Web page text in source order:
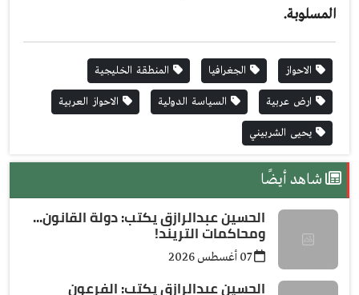
المسلوبة.
الاحواز الجغرافيا
المنطقة الخليجية
ارض عربية
السياسة الدولية
الاحواز العربية
يحيى الشربيني
شاهد أيضًا
الحسين عبدالرازق يكتب: دولة القانون...
ومحاكمات التريند!
07 أغسطس 2026
الحسين عبدالرازق يكتب: الفرعون